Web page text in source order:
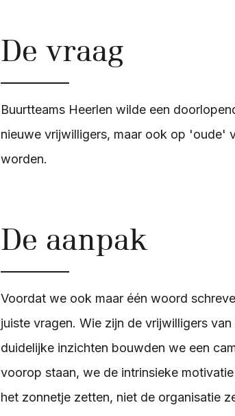
De vraag
Buurtteams Heerlen wilde een
nieuwe vrijwilligers, maar ook op 'oude'
worden.
De aanpak
Voordat we ook maar één woord
juiste vragen. Wie zijn de vrijwilligers
duidelijke inzichten bouwden we een
voorop staan, we de intrinsieke
het zonnetje zetten, niet de organisatie